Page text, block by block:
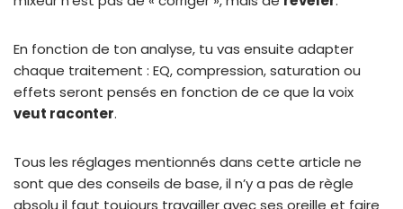
En fonction de ton analyse, tu vas ensuite adapter
chaque traitement : EQ, compression, saturation ou
effets seront pensés en fonction de ce que la voix
veut raconter.
Tous les réglages mentionnés dans cette article ne
sont que des conseils de base, il n’y a pas de règle